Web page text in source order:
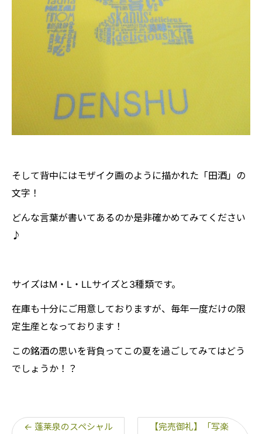
そして背中にはモザイク画のように描かれた「田酒」の
文字！
どんな言葉が書いてあるのか是非確かめてみてください
♪
サイズはM・L・LLサイズと3種類です。
在庫も十分にご用意しておりますが、毎年一度だけの限
定生産となっております！
この銘酒の思いを背負ってこの夏を過ごしてみてはどう
でしょうか！？
← 蓬莱泉のスペシャル
【完売御礼】「写楽